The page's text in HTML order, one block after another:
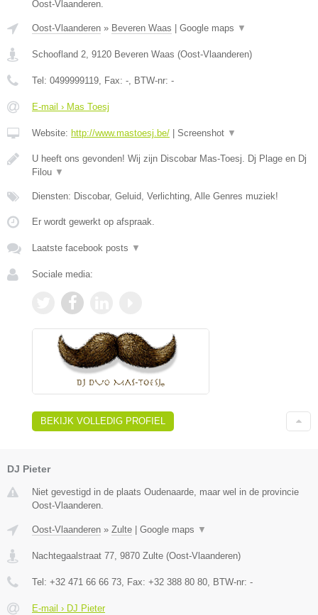
Oost-Vlaanderen.
Oost-Vlaanderen » Beveren Waas | Google maps ▼
Schoofland 2 9120 Beveren Waas (Oost-Vlaanderen)
Tel: 0499999119 , Fax: - , BTW-nr: -
E-mail › Mas Toesj
Website: http://www.mastoesj.be/ | Screenshot ▼
U heeft ons gevonden! Wij zijn Discobar Mas-Toesj. Dj Plage en Dj
Filou ▼
Diensten: Discobar, Geluid, Verlichting, Alle Genres muziek!
Er wordt gewerkt op afspraak.
Laatste facebook posts ▼
Sociale media:
BEKIJK VOLLEDIG PROFIEL
DJ Pieter
Niet gevestigd in de plaats Oudenaarde, maar wel in de provincie
Oost-Vlaanderen.
Oost-Vlaanderen » Zulte Google maps ▼
Nachtegaalstraat 77 9870 Zulte (Oost-Vlaanderen)
Tel: +32 471 66 66 73 , Fax: +32 388 80 80 , BTW-nr: -
E-mail › DJ Pieter